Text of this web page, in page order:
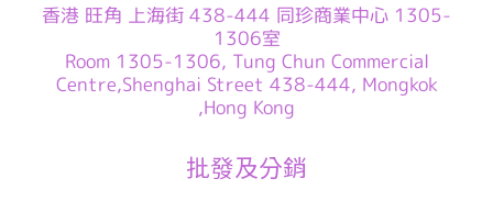
香港 旺角 上海街 438-444 同珍商業中心 1305-
1306室
Room 1305-1306, Tung Chun Commercial
Centre,Shenghai Street 438-444, Mongkok
,Hong Kong
批發及分銷